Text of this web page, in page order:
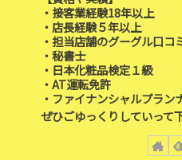
・接客業経験18年以上
・店長経験５年以上
・担当店舗のグーグル口
・秘書士
・日本化粧品検定１級
・AT運転免許
・ファイナンシャルプラン
ぜひごゆっくりしていって